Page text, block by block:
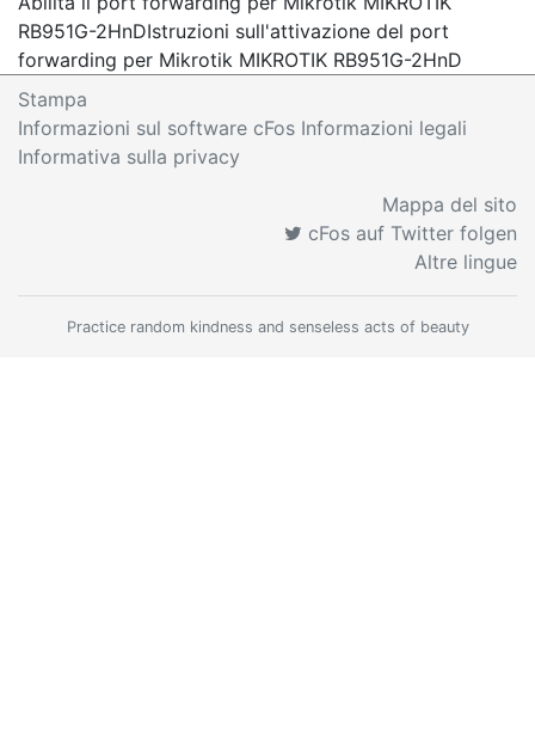
RB951G-2HnDIstruzioni sull'attivazione del port
forwarding per Mikrotik MIKROTIK RB951G-2HnD
Stampa
Informazioni sul software cFos Informazioni legali
Informativa sulla privacy
Mappa del sito
cFos auf Twitter folgen
Altre lingue
Practice random kindness and senseless acts of beauty